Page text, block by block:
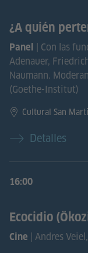
¿A quién
Panel | Con las
Adenauer,
Naumann.
(Goethe-Institut)
Cultural San
Detalles
16:00
Ecocidio
Cine | Andres